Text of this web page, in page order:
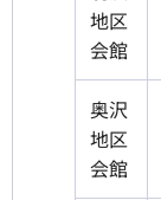
地区
会館
奥沢
地区
会館